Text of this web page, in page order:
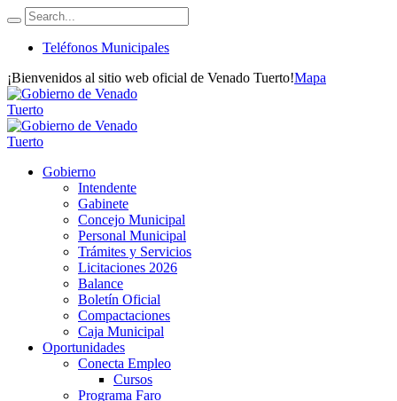
Teléfonos Municipales
¡Bienvenidos al sitio web oficial de Venado Tuerto!Mapa
Gobierno
Intendente
Gabinete
Concejo Municipal
Personal Municipal
Trámites y Servicios
Licitaciones 2026
Balance
Boletín Oficial
Compactaciones
Caja Municipal
Oportunidades
Conecta Empleo
Cursos
Programa Faro